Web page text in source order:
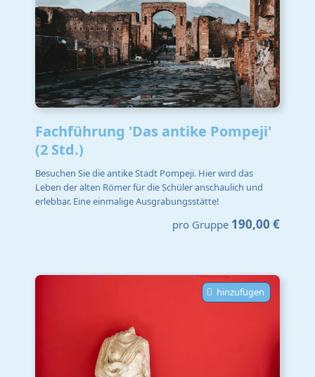
Fachführung 'Das antike Pompeji'
(2 Std.)
Besuchen Sie die antike Stadt Pompeji. Hier wird das
Leben der alten Römer für die Schüler anschaulich und
erlebbar. Eine einmalige Ausgrabungsstätte!
pro Gruppe 190,00 €
hinzufügen